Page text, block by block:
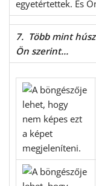
egyetértettek. És
7. Több mint
Ön szerint…